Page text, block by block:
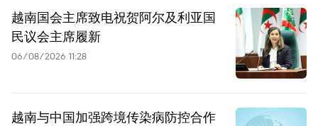
越南国会主席致电祝贺阿尔及利亚国
民议会主席履新
06/08/2026 11:28
越南与中国加强跨境传染病防控合作